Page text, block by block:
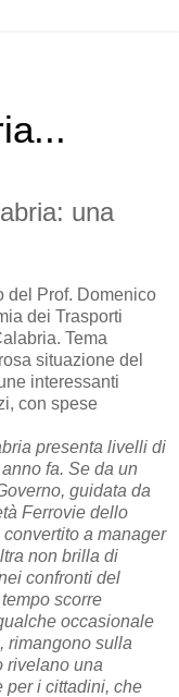
una
del Prof. Domenico
dei Trasporti
Tema
situazione del
interessanti
con spese
presenta livelli di
fa. Se da un
guidata da
Ferrovie dello
a manager
non brilla di
confronti del
scorre
occasionale
rimangono sulla
rivelano una
per i cittadini, che